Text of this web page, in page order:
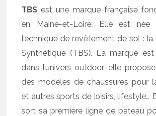
TBS est une marque française
en Maine-et-Loire. Elle est née
technique de revêtement de sol : la
Synthétique (TBS). La marque
dans l’univers outdoor, elle
des modèles de chaussures pour
et autres sports de loisirs, lifestyle…
sort sa première ligne de bateau